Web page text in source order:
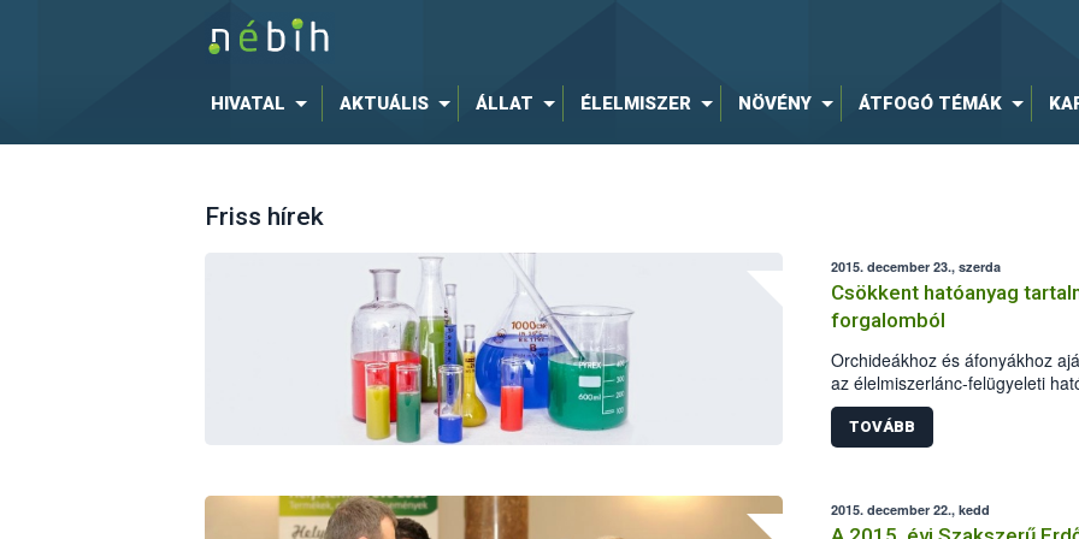
HIVATAL AKTUÁLIS ÁLLAT ÉLELMISZER NÖVÉNY ÁTFOGÓ TÉMÁK
Friss hírek
2015. december 23., szerda
Csökkent hatóanyag
forgalomból
Orchideákhoz és áfonyákhoz
az élelmiszerlánc-felügyeleti
biztonsági Hivatal (NÉBIH)
magnézium tartalma 2%
tartalmú Garri tápoldatok
kereskedelmi gyakorlat
TOVÁBB
2015. december 22., kedd